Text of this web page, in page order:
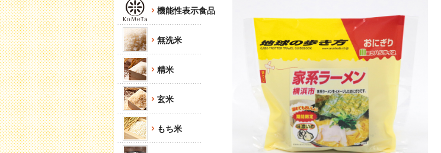
機能性表示食品
無洗米
精米
玄米
もち米